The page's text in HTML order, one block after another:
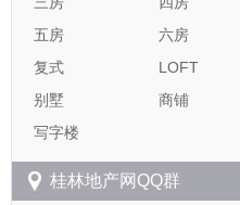
五房
六房
复式
LOFT
别墅
商铺
写字楼
桂林地产网QQ群